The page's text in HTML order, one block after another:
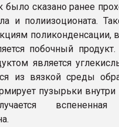
было сказано ранее
и полиизоционата.
поликонденсации,
побочный
является
из вязкой среды
пузырьки внутри
вспененная